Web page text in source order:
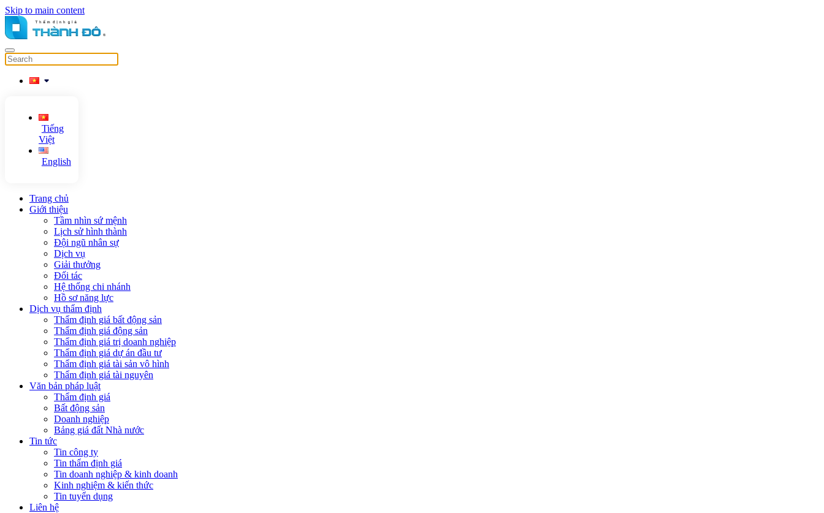
Skip to main content
Tiếng
Việt
English
Trang chủ
Giới thiệu
Tầm nhìn sứ mệnh
Lịch sử hình thành
Đội ngũ nhân sự
Dịch vụ
Giải thưởng
Đối tác
Hệ thống chi nhánh
Hồ sơ năng lực
Dịch vụ thẩm định
Thẩm định giá bất động sản
Thẩm định giá động sản
Thẩm định giá trị doanh nghiệp
Thẩm định giá dự án đầu tư
Thẩm định giá tài sản vô hình
Thẩm định giá tài nguyên
Văn bản pháp luật
Thẩm định giá
Bất động sản
Doanh nghiệp
Bảng giá đất Nhà nước
Tin tức
Tin công ty
Tin thẩm định giá
Tin doanh nghiệp & kinh doanh
Kinh nghiệm & kiến thức
Tin tuyển dụng
Liên hệ